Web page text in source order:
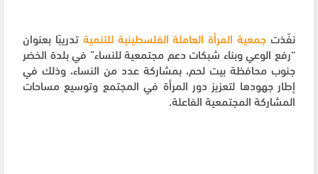
نفّذتجمعية المرأة العاملة الفلسطينية للتنمية تدريبًا بعنوان
“رفع الوعي وبناء شبكات دعم مجتمعية للنساء” في بلدة الخضر
جنوب محافظة بيت لحم، بمشاركة عدد من النساء، وذلك في
إطار جهودها لتعزيز دور المرأة في المجتمع وتوسيع مساحات
المشاركة المجتمعية الفاعلة.